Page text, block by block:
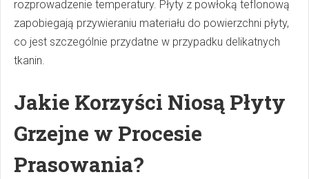
rozprowadzenie temperatury. Płyty z powłoką teflonową
zapobiegają przywieraniu materiału do powierzchni płyty,
co jest szczególnie przydatne w przypadku delikatnych
tkanin.
Jakie Korzyści Niosą Płyty
Grzejne w Procesie
Prasowania?